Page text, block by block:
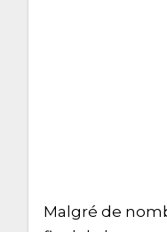
Malgré de